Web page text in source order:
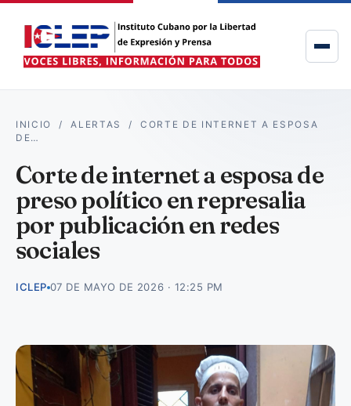
INICIO /ALERTAS /CORTE DE INTERNET A ESPOSA
DE…
Corte de internet a esposa de
preso político en represalia
por publicación en redes
sociales
ICLEP 07 DE MAYO DE 2026 · 12:25 PM